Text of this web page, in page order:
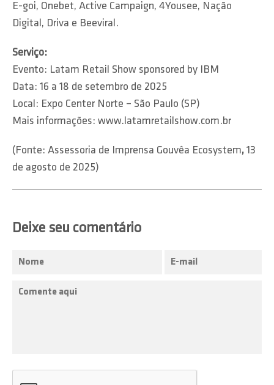
E-goi, Onebet, Active Campaign, 4Yousee, Nação
Digital, Driva e Beeviral.
Serviço:
Evento: Latam Retail Show sponsored by IBM
Data: 16 a 18 de setembro de 2025
Local: Expo Center Norte – São Paulo (SP)
Mais informações: www.latamretailshow.com.br
(Fonte: Assessoria de Imprensa Gouvêa Ecosystem, 13
de agosto de 2025)
Deixe seu comentário